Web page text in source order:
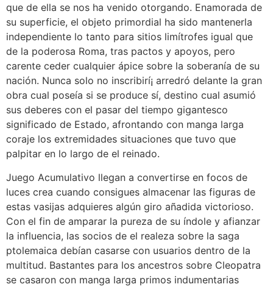
que de ella se nos ha venido otorgando. Enamorada de
su superficie, el objeto primordial ha sido mantenerla
independiente lo tanto para sitios limítrofes igual que
de la poderosa Roma, tras pactos y apoyos, pero
carente ceder cualquier ápice sobre la soberanía de su
nación. Nunca solo no inscribirí¡ arredró delante la gran
obra cual poseía si se produce sí, destino cual asumió
sus deberes con el pasar del tiempo gigantesco
significado de Estado, afrontando con manga larga
coraje los extremidades situaciones que tuvo que
palpitar en lo largo de el reinado.
Juego Acumulativo llegan a convertirse en focos de
luces crea cuando consigues almacenar las figuras de
estas vasijas adquieres algún giro añadida victorioso.
Con el fin de amparar la pureza de su índole y afianzar
la influencia, las socios de el realeza sobre la saga
ptolemaica debían casarse con usuarios dentro de la
multitud. Bastantes para los ancestros sobre Cleopatra
se casaron con manga larga primos indumentarias